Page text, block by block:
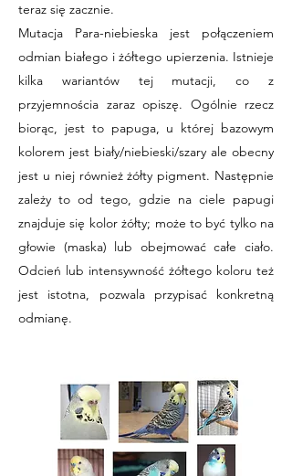
teraz się zacznie.
Mutacja Para-niebieska jest połączeniem
odmian białego i żółtego upierzenia. Istnieje
kilka wariantów tej mutacji, co z
przyjemnościa zaraz opiszę. Ogólnie rzecz
biorąc, jest to papuga, u której bazowym
kolorem jest biały/niebieski/szary ale obecny
jest u niej również żółty pigment. Następnie
zależy to od tego, gdzie na ciele papugi
znajduje się kolor żółty; może to być tylko na
głowie (maska) lub obejmować całe ciało.
Odcień lub intensywność żółtego koloru też
jest istotna, pozwala przypisać konkretną
odmianę.